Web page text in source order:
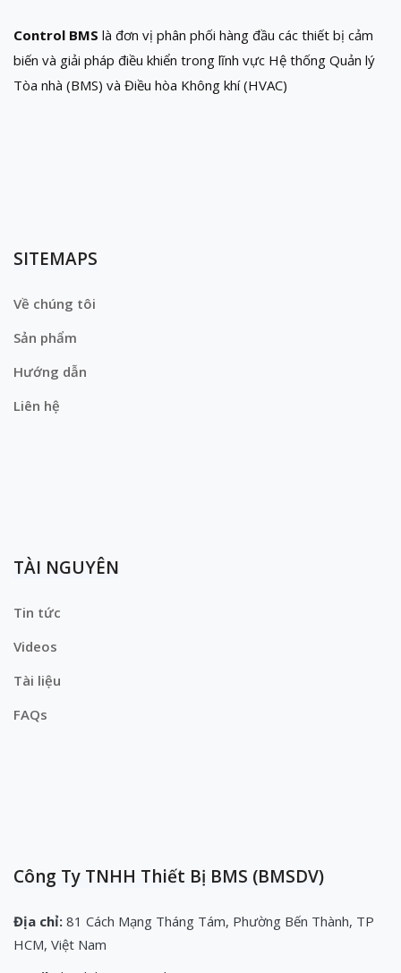
Control BMS là đơn vị phân phối hàng đầu các thiết bị cảm
biến và giải pháp điều khiển trong lĩnh vực Hệ thống Quản lý
Tòa nhà (BMS) và Điều hòa Không khí (HVAC)
SITEMAPS
Về chúng tôi
Sản phẩm
Hướng dẫn
Liên hệ
TÀI NGUYÊN
Tin tức
Videos
Tài liệu
FAQs
Công Ty TNHH Thiết Bị BMS (BMSDV)
Địa chỉ: 81 Cách Mạng Tháng Tám, Phường Bến Thành, TP
HCM, Việt Nam